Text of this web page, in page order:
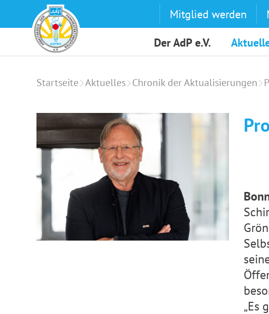
Mitglied werden
Der AdP e.V.
Startseite Aktuelles Chronik der Aktualisierungen
„Es